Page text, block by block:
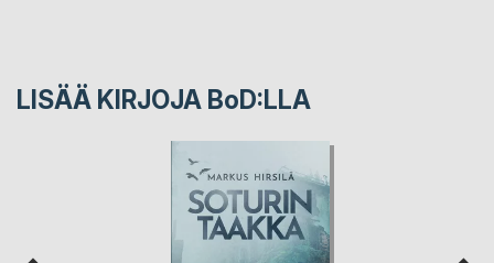
LISÄÄ KIRJOJA BoD:LLA